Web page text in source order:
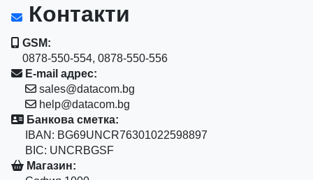
Контакти
GSM:
0878-550-554, 0878-550-556
E-mail адрес:
sales@datacom.bg
help@datacom.bg
Банкова сметка:
IBAN: BG69UNCR76301022598897
BIC: UNCRBGSF
Магазин: